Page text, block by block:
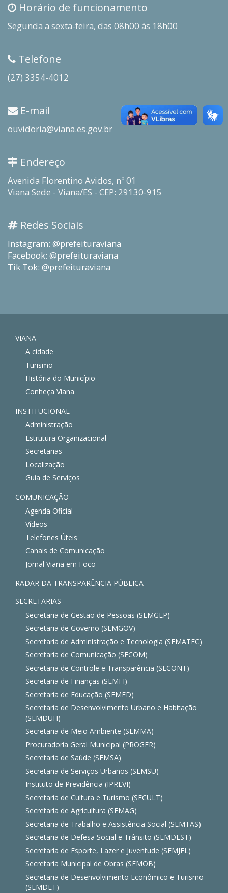
Horário de funcionamento
Segunda a sexta-feira, das 08h00 às 18h00
Telefone
(27) 3354-4012
E-mail
ouvidoria@viana.es.gov.br
Endereço
Avenida Florentino Avidos, nº 01
Viana Sede - Viana/ES - CEP: 29130-915
Redes Sociais
Instagram: @prefeituraviana
Facebook: @prefeituraviana
Tik Tok: @prefeituraviana
VIANA
A cidade
Turismo
História do Município
Conheça Viana
INSTITUCIONAL
Administração
Estrutura Organizacional
Secretarias
Localização
Guia de Serviços
COMUNICAÇÃO
Agenda Oficial
Vídeos
Telefones Úteis
Canais de Comunicação
Jornal Viana em Foco
RADAR DA TRANSPARÊNCIA PÚBLICA
SECRETARIAS
Secretaria de Gestão de Pessoas (SEMGEP)
Secretaria de Governo (SEMGOV)
Secretaria de Administração e Tecnologia (SEMATEC)
Secretaria de Comunicação (SECOM)
Secretaria de Controle e Transparência (SECONT)
Secretaria de Finanças (SEMFI)
Secretaria de Educação (SEMED)
Secretaria de Desenvolvimento Urbano e Habitação
(SEMDUH)
Secretaria de Meio Ambiente (SEMMA)
Procuradoria Geral Municipal (PROGER)
Secretaria de Saúde (SEMSA)
Secretaria de Serviços Urbanos (SEMSU)
Instituto de Previdência (IPREVI)
Secretaria de Cultura e Turismo (SECULT)
Secretaria de Agricultura (SEMAG)
Secretaria de Trabalho e Assistência Social (SEMTAS)
Secretaria de Defesa Social e Trânsito (SEMDEST)
Secretaria de Esporte, Lazer e Juventude (SEMJEL)
Secretaria Municipal de Obras (SEMOB)
Secretaria de Desenvolvimento Econômico e Turismo
(SEMDET)